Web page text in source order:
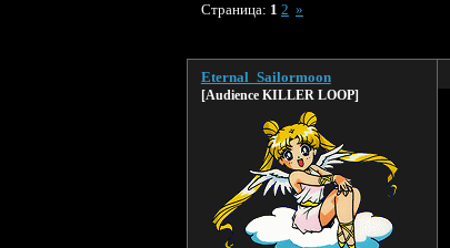
Страница: 1 2 »
Eternal_Sailormoon
[Audience KILLER LOOP]